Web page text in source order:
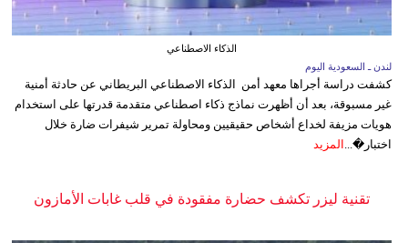
الذكاء الاصطناعي
لندن ـ السعودية اليوم
كشفت دراسة أجراها معهد أمن الذكاء الاصطناعي البريطاني عن حادثة أمنية
غير مسبوقة، بعد أن أظهرت نماذج ذكاء اصطناعي متقدمة قدرتها على استخدام
هويات مزيفة لخداع أشخاص حقيقيين ومحاولة تمرير شيفرات ضارة خلال
اختبار�... المزيد
تقنية ليزر تكشف حضارة مفقودة في قلب غابات الأمازون